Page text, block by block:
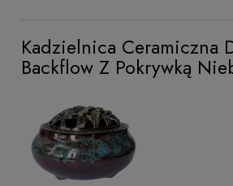
Kadzielnica Ceramiczna
Backflow Z Pokrywką